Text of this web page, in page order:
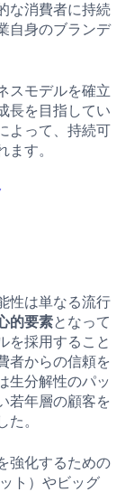
な消費者に持続
自身のブランデ
スモデルを確立
長を目指してい
よって、持続可
す。
性は単なる流行
的要素となって
を採用すること
者からの信頼を
生分解性のパッ
若年層の顧客を
。
強化するための
ト）やビッグ